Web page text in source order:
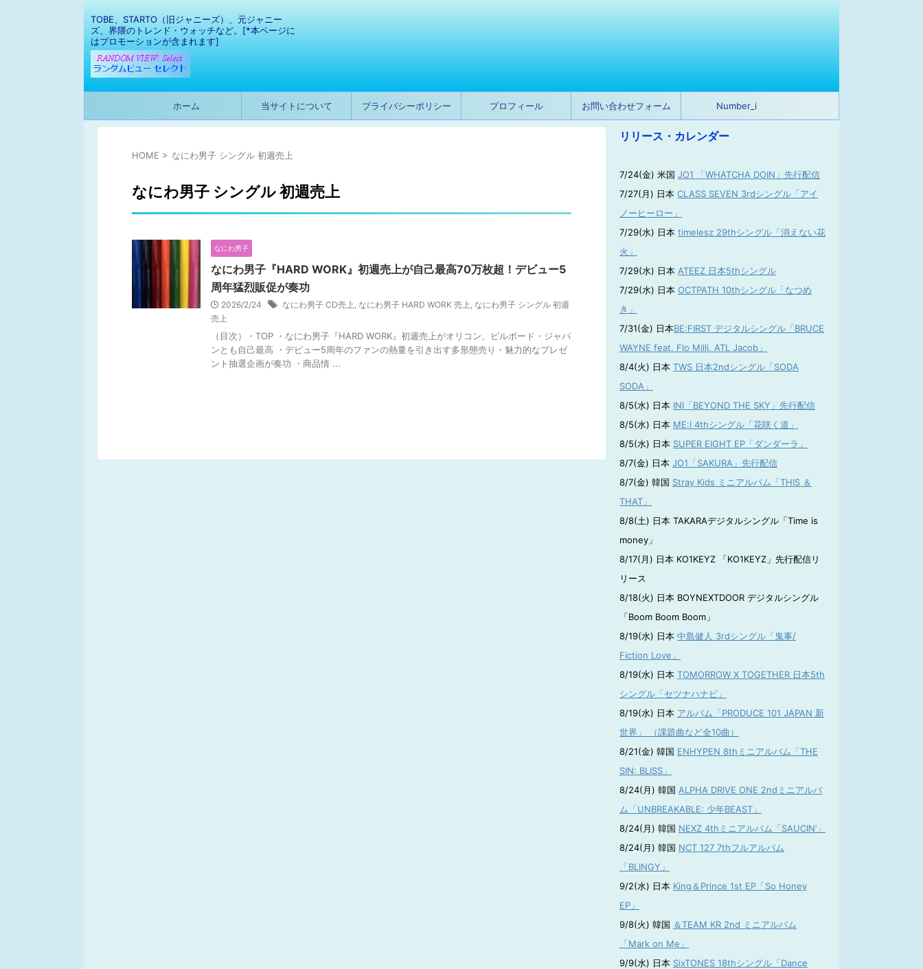
TOBE、STARTO（旧ジャニーズ）、元ジャニー
ズ、界隈のトレンド・ウォッチなど。[*本ページに
はプロモーションが含まれます]
ホーム 当サイトについて プライバシーポリシー プロフィール お問い合わせフォーム Number_i
HOME > なにわ男子 シングル 初週売上
なにわ男子 シングル 初週売上
なにわ男子
なにわ男子『HARD WORK』初週売上が自己最高70万枚超！デビュー5
周年猛烈販促が奏功
2026/2/24 なにわ男子 CD売上, なにわ男子 HARD WORK 売上, なにわ男子 シングル 初週
売上
（目次）・TOP ・なにわ男子『HARD WORK』初週売上がオリコン、ビルボード・ジャパ
ンとも自己最高 ・デビュー5周年のファンの熱量を引き出す多形態売り・魅力的なプレゼ
ント抽選企画が奏功 ・商品情 ...
リリース・カレンダー
7/24(金) 米国 JO1 「WHATCHA DOIN」先行配信
7/27(月) 日本 CLASS SEVEN 3rdシングル「アイ
ノーヒーロー」
7/29(水) 日本 timelesz 29thシングル「消えない花
火」
7/29(水) 日本 ATEEZ 日本5thシングル
7/29(水) 日本 OCTPATH 10thシングル「なつめ
き」
7/31(金) 日本BE:FIRST デジタルシングル「BRUCE
WAYNE feat. Flo Milli, ATL Jacob」
8/4(火) 日本 TWS 日本2ndシングル「SODA
SODA」
8/5(水) 日本 INI「BEYOND THE SKY」先行配信
8/5(水) 日本 ME:I 4thシングル「花咲く道」
8/5(水) 日本 SUPER EIGHT EP「ダンダーラ」
8/7(金) 日本 JO1「SAKURA」先行配信
8/7(金) 韓国 Stray Kids ミニアルバム「THIS ＆
THAT」
8/8(土) 日本 TAKARAデジタルシングル「Time is
money」
8/17(月) 日本 KO1KEYZ 「KO1KEYZ」先行配信リ
リース
8/18(火) 日本 BOYNEXTDOOR デジタルシングル
「Boom Boom Boom」
8/19(水) 日本 中島健人 3rdシングル「鬼事/
Fiction Love」
8/19(水) 日本 TOMORROW X TOGETHER 日本5th
シングル「セツナハナビ」
8/19(水) 日本 アルバム「PRODUCE 101 JAPAN 新
世界」 （課題曲など全10曲）
8/21(金) 韓国 ENHYPEN 8thミニアルバム「THE
SIN: BLISS」
8/24(月) 韓国 ALPHA DRIVE ONE 2ndミニアルバ
ム「UNBREAKABLE: 少年BEAST」
8/24(月) 韓国 NEXZ 4thミニアルバム「SAUCIN’」
8/24(月) 韓国 NCT 127 7thフルアルバム
「BLINGY」
9/2(水) 日本 King＆Prince 1st EP「So Honey
EP」
9/8(火) 韓国 ＆TEAM KR 2nd ミニアルバム
「Mark on Me」
9/9(水) 日本 SixTONES 18thシングル「Dance